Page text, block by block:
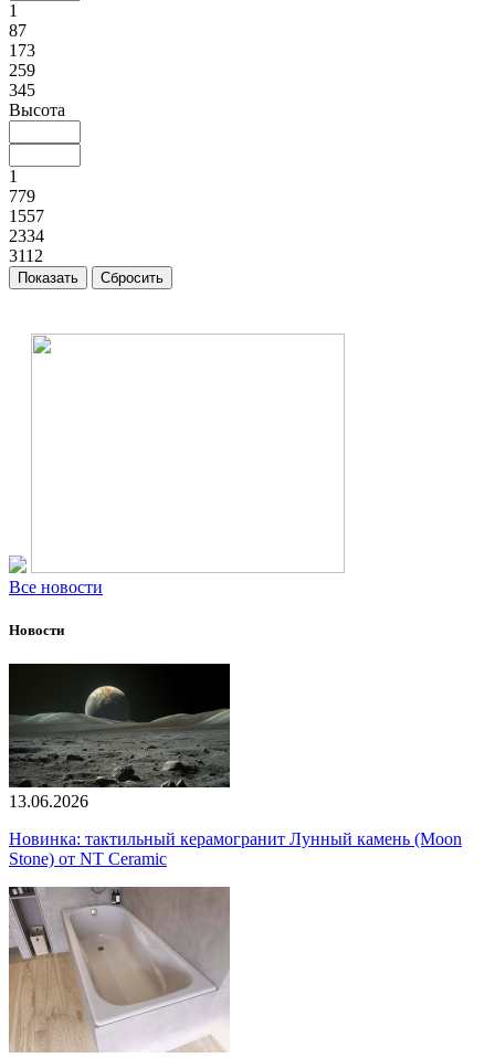
1
87
173
259
345
Высота
1
779
1557
2334
3112
Все новости
Новости
13.06.2026
Новинка: тактильный керамогранит Лунный камень (Moon
Stone) от NT Ceramic